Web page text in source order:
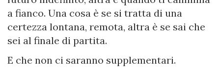
a fianco. Una cosa è se si tratta di una
certezza lontana, remota, altra è se sai che
sei al finale di partita.
E che non ci saranno supplementari.